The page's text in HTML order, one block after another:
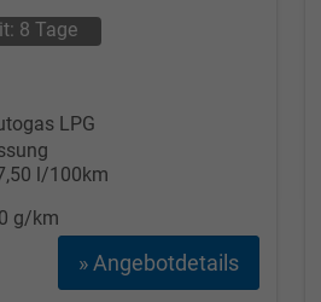
8 Tage
LPG
l/100km
g/km
» Angebotdetails